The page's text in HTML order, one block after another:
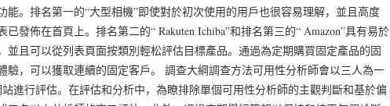
能。排名第一的“大型相機”即使對於初次使用的用戶也很容易理解，並且高度
發佈在首頁上。排名第二的“ Rakuten Ichiba”和排名第三的“ Amazon”具有易於
並且可以從列表頁面按類別輕松評估目標產品。通過為定期購買固定產品的固
驗，可以獲取連續的固定客戶。 調查大綱調查方法可用性分析師會以三人為一
進行評估。在評估和分析中，為瞭排除單個可用​​性分析師的主觀判斷和基於偏